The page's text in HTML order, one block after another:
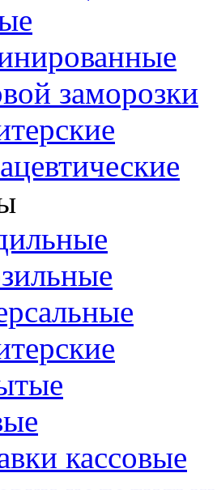
заморозки
кассовые